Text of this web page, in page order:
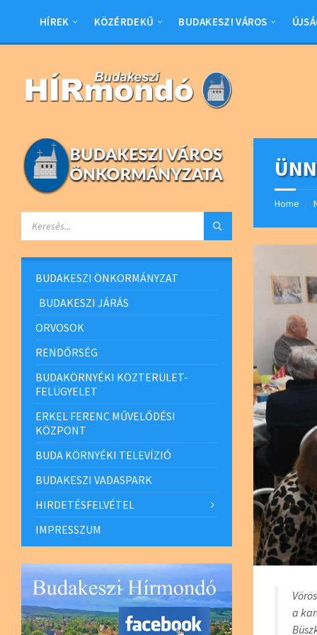
sidebar
sidebar
HÍREK KÖZÉRDEKŰ BUDAKESZI VÁROS
Home /
a
BUDAKESZI ÖNKORMÁNYZAT
BUDAKESZI JÁRÁS
ORVOSOK
RENDŐRSÉG
BUDAKÖRNYÉKI KÖZTERÜLET-
FELÜGYELET
ERKEL FERENC MŰVELŐDÉSI
KÖZPONT
BUDA KÖRNYÉKI TELEVÍZIÓ
BUDAKESZI VADASPARK
HIRDETÉSFELVÉTEL
IMPRESSZUM